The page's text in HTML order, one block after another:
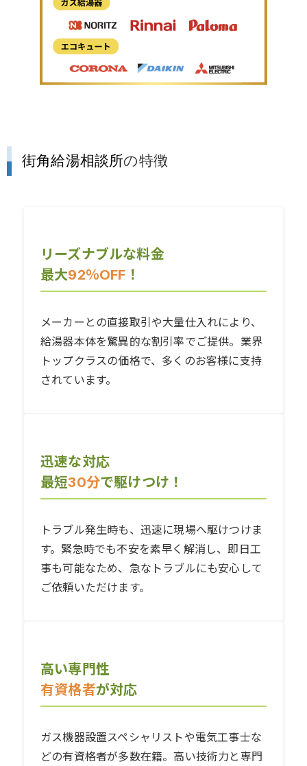
街角給湯相談所の特徴
リーズナブルな料金
最大92％OFF ！
メーカーとの直接取引や大量仕入れにより、
給湯器本体を驚異的な割引率でご提供。業界
トップクラスの価格で、多くのお客様に支持
されています。
迅速な対応
最短30分で駆けつけ！
トラブル発生時も、迅速に現場へ駆けつけま
す。緊急時でも不安を素早く解消し、即日工
事も可能なため、急なトラブルにも安心して
ご依頼いただけます。
高い専門性
有資格者が対応
ガス機器設置スペシャリストや電気工事士な
どの有資格者が多数在籍。高い技術力と専門